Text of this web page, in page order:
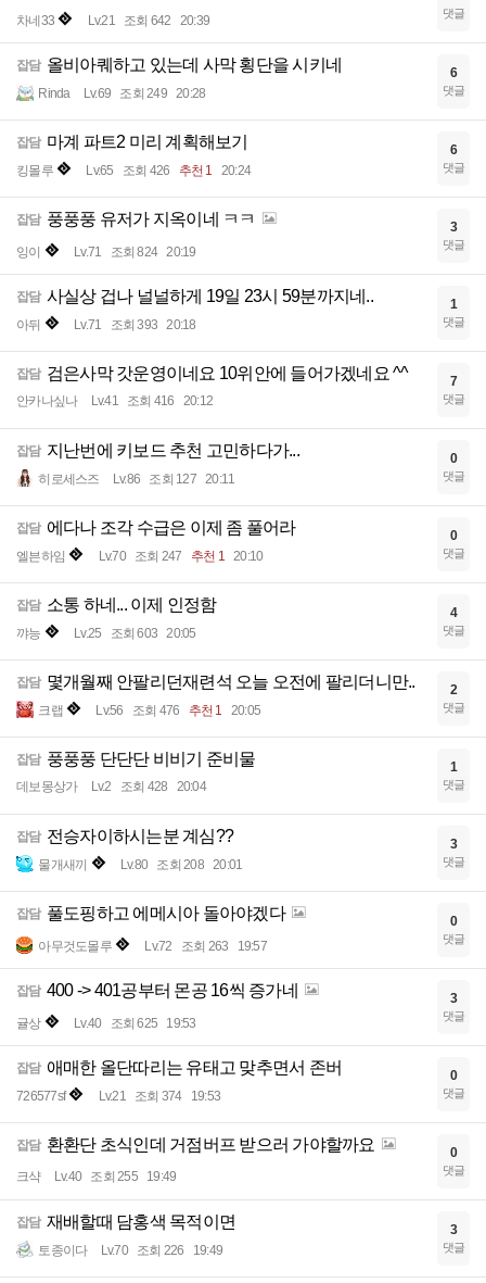
차네33 Lv.21 조회 642 20:39 댓글
잡담 올비아퀘하고 있는데 사막 횡단을 시키네
Rinda Lv.69 조회 249 20:28
6
댓글
잡담 마계 파트2 미리 계획해보기
킹몰루 Lv.65 조회 426 추천 1 20:24
6
댓글
잡담 풍풍풍 유저가 지옥이네 ㅋㅋ
잉이 Lv.71 조회 824 20:19
3
댓글
잡담 사실상 겁나 널널하게 19일 23시 59분까지네..
아뒤 Lv.71 조회 393 20:18
1
댓글
잡담 검은사막 갓운영이네요 10위안에 들어가겠네요 ^^
안카나싶나 Lv.41 조회 416 20:12
7
댓글
잡담 지난번에 키보드 추천 고민하다가...
히로세스즈 Lv.86 조회 127 20:11
0
댓글
잡담 에다나 조각 수급은 이제 좀 풀어라
엘븐하임 Lv.70 조회 247 추천 1 20:10
0
댓글
잡담 소통 하네... 이제 인정함
꺄능 Lv.25 조회 603 20:05
4
댓글
잡담 몇개월째 안팔리던재련석 오늘 오전에 팔리더니만..
크랩 Lv.56 조회 476 추천 1 20:05
2
댓글
잡담 풍풍풍 단단단 비비기 준비물
데보몽상가 Lv.2 조회 428 20:04
1
댓글
잡담 전승자이하시는분 계심??
물개새끼 Lv.80 조회 208 20:01
3
댓글
잡담 풀도핑하고 에메시아 돌아야겠다
아무것도몰루 Lv.72 조회 263 19:57
0
댓글
잡담 400 -> 401공부터 몬공 16씩 증가네
귤상 Lv.40 조회 625 19:53
3
댓글
잡담 애매한 올단따리는 유태고 맞추면서 존버
726577sf Lv.21 조회 374 19:53
0
댓글
잡담 환환단 초식인데 거점버프 받으러 가야할까요
크샥 Lv.40 조회 255 19:49
0
댓글
잡담 재배할때 담홍색 목적이면
토종이다 Lv.70 조회 226 19:49
3
댓글